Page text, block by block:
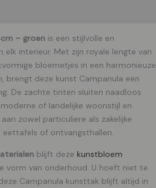
– groen is een stijlvolle en
elk interieur. Met zijn royale lengte van
bloemetjes in een harmonieuze
brengt deze kunst Campanula een
De zachte tinten sluiten naadloos
of landelijke woonstijl en
zowel particuliere als zakelijke
eettafels of ontvangsthallen.
blijft deze kunstbloem
vorm van onderhoud. U hoeft niet te
Campanula kunsttak blijft altijd in